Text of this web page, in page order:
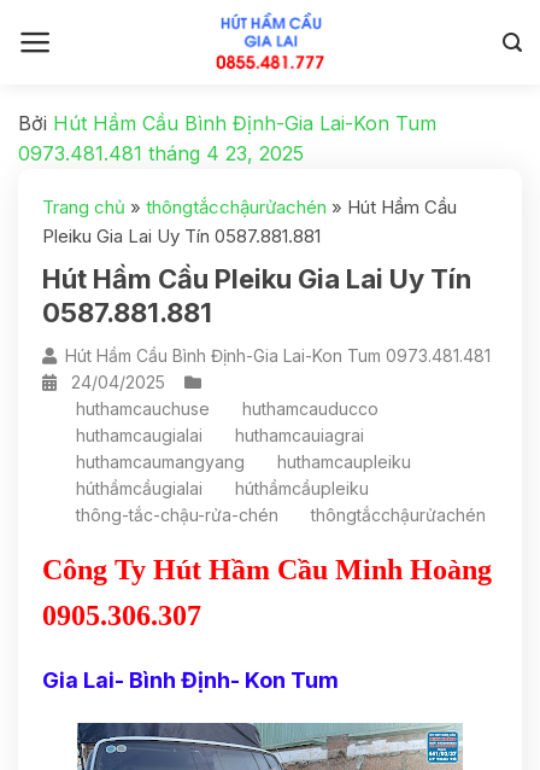
Bởi Hút Hầm Cầu Bình Định-Gia Lai-Kon Tum
0973.481.481 tháng 4 23, 2025
Trang chủ » thôngtắcchậurửachén » Hút Hầm Cầu
Pleiku Gia Lai Uy Tín 0587.881.881
Hút Hầm Cầu Pleiku Gia Lai Uy Tín
0587.881.881
Hút Hầm Cầu Bình Định-Gia Lai-Kon Tum 0973.481.481
24/04/2025
huthamcauchuse
huthamcauducco
huthamcaugialai
huthamcauiagrai
huthamcaumangyang
huthamcaupleiku
húthầmcầugialai
húthầmcầupleiku
thông-tắc-chậu-rửa-chén
thôngtắcchậurửachén
Công Ty Hút Hầm Cầu Minh Hoàng
0905.306.307
Gia Lai- Bình Định- Kon Tum